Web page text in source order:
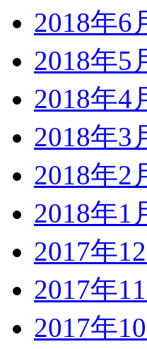
2018年6
2018年5
2018年4
2018年3
2018年2
2018年1
2017年
2017年
2017年